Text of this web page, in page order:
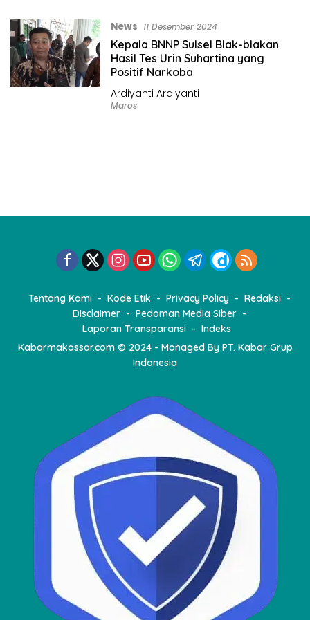
News 11 Desember 2024
Kepala BNNP Sulsel Blak-blakan
Hasil Tes Urin Suhartina yang
Positif Narkoba
Ardiyanti Ardiyanti
Maros
Tentang Kami Kode Etik Privacy Policy
Redaksi
Disclaimer
Pedoman Media Siber
Laporan Transparansi
Indeks
Kabarmakassar.com© 2024 - Managed By PT. Kabar Grup
Indonesia